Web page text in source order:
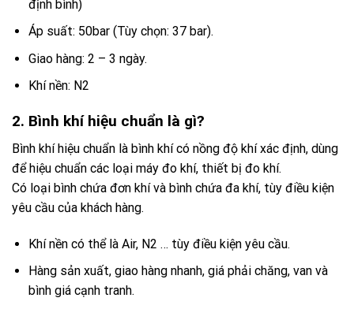
định bình)
Áp suất: 50bar (Tùy chọn: 37 bar).
Giao hàng: 2 – 3 ngày.
Khí nền: N2
2. Bình khí hiệu chuẩn là gì?
Bình khí hiệu chuẩn là bình khí có nồng độ khí xác định, dùng
để hiệu chuẩn các loại máy đo khí, thiết bị đo khí.
Có loại bình chứa đơn khí và bình chứa đa khí, tùy điều kiện
yêu cầu của khách hàng.
Khí nền có thể là Air, N2 … tùy điều kiện yêu cầu.
Hàng sản xuất, giao hàng nhanh, giá phải chăng, van và
bình giá cạnh tranh.